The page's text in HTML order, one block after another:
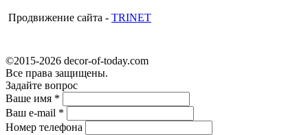
Продвижение сайта - TRINET
©2015-2026 decor-of-today.com
Все права защищены.
Задайте вопрос
Ваше имя *
Ваш e-mail *
Номер телефона